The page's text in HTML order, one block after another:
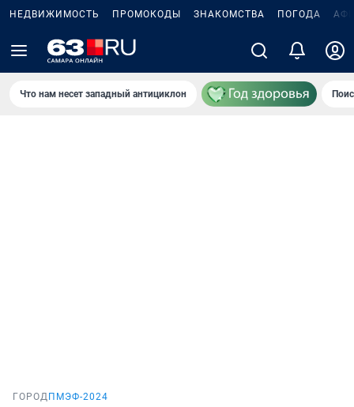
НЕДВИЖИМОСТЬ ПРОМОКОДЫ ЗНАКОМСТВА ПОГОДА
Что нам несет западный антициклон
ГОРОД ПМЭФ-2024